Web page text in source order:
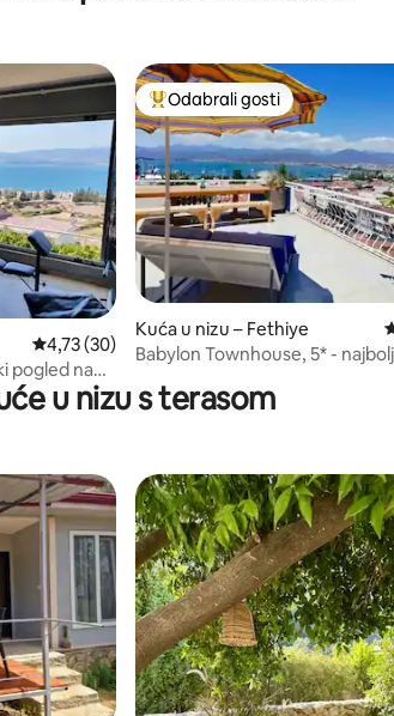
Prosječna ocjena: 4,73/5, recenzija: 30
4,73 (30)
pogled na
Među najviše rangiranima s
Odabrali gosti
Kuća u nizu – Fethiye
Babylon Townhouse, 5* -
u nizu s terasom